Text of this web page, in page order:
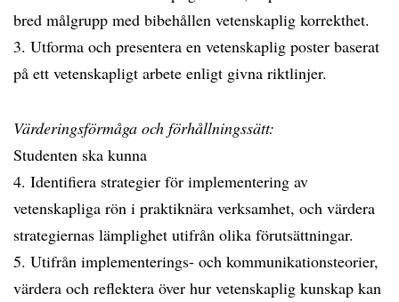
bred målgrupp med bibehållen vetenskaplig korrekthet.
3. Utforma och presentera en vetenskaplig poster baserat
på ett vetenskapligt arbete enligt givna riktlinjer.
Värderingsförmåga och förhållningssätt:
Studenten ska kunna
4. Identifiera strategier för implementering av
vetenskapliga rön i praktiknära verksamhet, och värdera
strategiernas lämplighet utifrån olika förutsättningar.
5. Utifrån implementerings- och kommunikationsteorier,
värdera och reflektera över hur vetenskaplig kunskap kan